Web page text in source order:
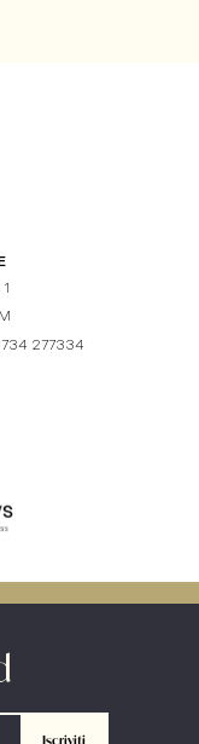
277334